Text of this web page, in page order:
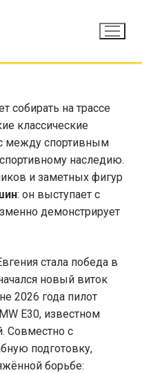
собирать на трассе
классические
между спортивным
наследию.
и заметных фигур
: он выступает с
демонстрирует
стала победа в
новый виток
2026 года пилот
E30, известном
Совместно с
подготовку,
борьбе: